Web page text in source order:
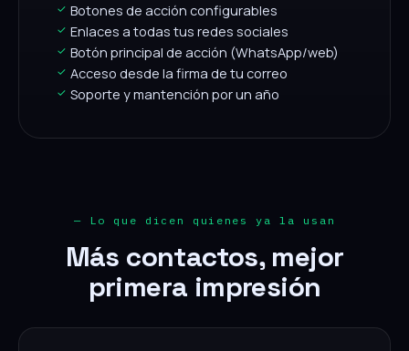
✓ Botones de acción configurables
✓ Enlaces a todas tus redes sociales
✓ Botón principal de acción (WhatsApp/web)
✓ Acceso desde la firma de tu correo
✓ Soporte y mantención por un año
— Lo que dicen quienes ya la usan
Más contactos, mejor
primera impresión